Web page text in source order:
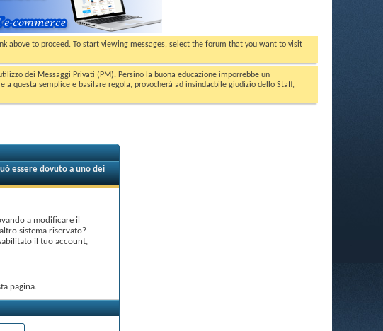
above to proceed. To start viewing messages, select the forum that you want to visit
dei Messaggi Privati (PM). Persino la buona educazione imporrebbe un
a questa semplice e basilare regola, provocherà ad insindacbile giudizio dello Staff,
essere dovuto a uno dei
a modificare il
sistema riservato?
il tuo account,
pagina.